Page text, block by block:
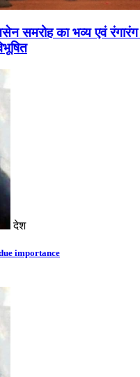
समरोह का भव्य एवं
देश
importance